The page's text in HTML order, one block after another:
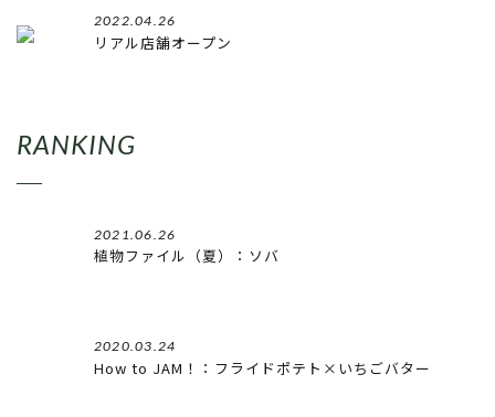
2022.04.26
リアル店舗オープン
RANKING
2021.06.26
植物ファイル（夏）：ソバ
2020.03.24
How to JAM！：フライドポテト×いちごバター